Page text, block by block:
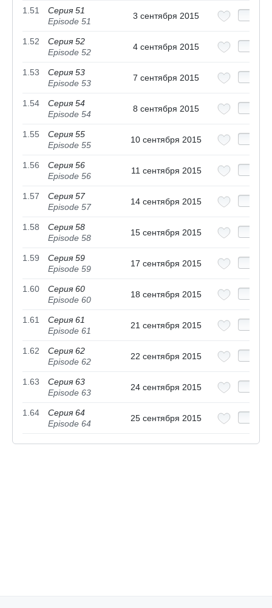
1.51
Серия 51
Episode 51
3 сентября 2015
1.52
Серия 52
Episode 52
4 сентября 2015
1.53
Серия 53
Episode 53
7 сентября 2015
1.54
Серия 54
Episode 54
8 сентября 2015
1.55
Серия 55
Episode 55
10 сентября 2015
1.56
Серия 56
Episode 56
11 сентября 2015
1.57
Серия 57
Episode 57
14 сентября 2015
1.58
Серия 58
Episode 58
15 сентября 2015
1.59
Серия 59
Episode 59
17 сентября 2015
1.60
Серия 60
Episode 60
18 сентября 2015
1.61
Серия 61
Episode 61
21 сентября 2015
1.62
Серия 62
Episode 62
22 сентября 2015
1.63
Серия 63
Episode 63
24 сентября 2015
1.64
Серия 64
Episode 64
25 сентября 2015